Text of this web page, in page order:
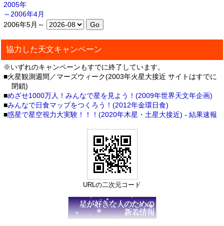
2005年
～2006年4月
2006年5月～
協力した天文キャンペーン
※いずれのキャンペーンもすでに終了しています。
■火星観測週間／マーズウィーク(2003年火星大接近 サイトはすでに
閉鎖)
■めざせ1000万人！みんなで星を見よう！(2009年世界天文年企画)
■みんなで日食マップをつくろう！(2012年金環日食)
■惑星で星空視力大実験！！！(2020年木星・土星大接近) - 結果速報
URLの二次元コード